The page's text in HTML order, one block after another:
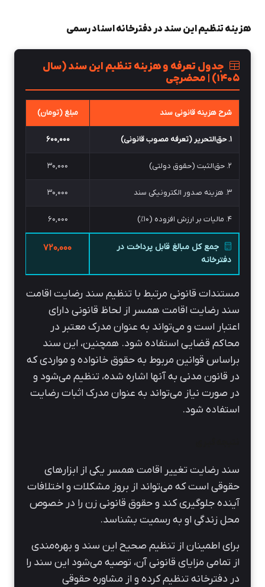
هزینه تنظیم این سند در دفترخانه اسناد رسمی
جدول تعرفه و هزینه تنظیم این سند (سال
۱۴۰۵) | محضرچی
شرح هزینه قانونی سند مبلغ (تومان)
۱. حق‌التحریر (تعرفه مصوب قانونی) ۶۰۰,۰۰۰
۲. حق‌الثبت (حقوق دولتی) ۳۰,۰۰۰
۳. هزینه صدور الکترونیکی سند ۳۰,۰۰۰
۴. مالیات بر ارزش افزوده (۱۰%) ۶۰,۰۰۰
جمع کل مبالغ قابل پرداخت در
دفترخانه
۷۲۰,۰۰۰
مستندات قانونی مرتبط با تنظیم سند رضایت اقامت
سند رضایت اقامت همسر از لحاظ قانونی دارای
اعتبار است و می‌تواند به عنوان مدرک معتبر در
محاکم قضایی استفاده شود. همچنین، این سند
براساس قوانین مربوط به حقوق خانواده و مواردی که
در قانون مدنی به آنها اشاره شده، تنظیم می‌شود و
در صورت نیاز می‌تواند به عنوان مدرک اثبات رضایت
استفاده شود.
سند رضایت تغییر اقامت همسر یکی از ابزارهای
حقوقی است که می‌تواند از بروز مشکلات و اختلافات
آینده جلوگیری کند و حقوق قانونی زن را در خصوص
محل زندگی او به رسمیت بشناسد.
برای اطمینان از تنظیم صحیح این سند و بهره‌مندی
از تمامی مزایای قانونی آن، توصیه می‌شود این سند را
در دفترخانه تنظیم کرده و از مشاوره حقوقی